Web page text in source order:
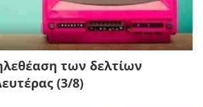
των δελτίων
(3/8)